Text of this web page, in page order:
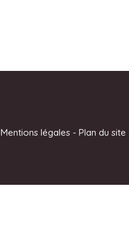
Mentions légales- Plan du site